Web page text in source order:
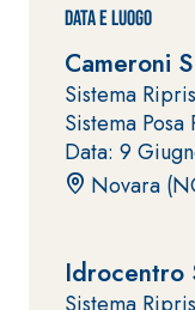
Data e Luogo
Cameroni
Sistema
Sistema
Data: 9
Novara
Idrocentro
polimero
cementizia
Sistema